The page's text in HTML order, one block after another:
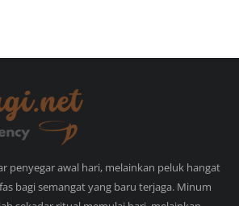
penyegar awal hari, melainkan peluk hangat
bagi semangat yang baru terjaga. Minum